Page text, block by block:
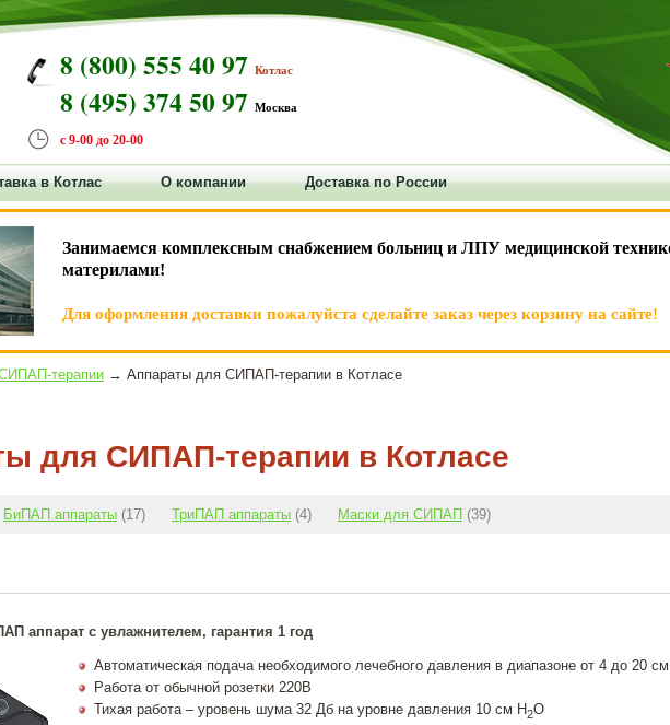
8 (800) 555 40 97 Котлас
8 (495) 374 50 97 Москва
с 9-00 до 20-00
в Котлас О компании Доставка по России
Занимаемся комплексным снабжением больниц и ЛПУ медицинской
материлами!
Для оформления доставки пожалуйста сделайте заказ через корзину на сайте!
терапии → Аппараты для СИПАП-терапии в Котласе
для СИПАП-терапии в Котласе
БиПАП аппараты (17) ТриПАП аппараты (4) Маски для СИПАП (39)
аппарат с увлажнителем, гарантия 1 год
Автоматическая подача необходимого лечебного давления в диапазоне от 4 до 20
Работа от обычной розетки 220В
Тихая работа – уровень шума 32 Дб на уровне давления 10 см H2O